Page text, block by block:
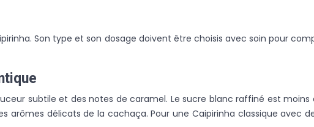
Son type et son dosage doivent être choisis avec soin pour
subtile et des notes de caramel. Le sucre blanc raffiné est
délicats de la cachaça. Pour une Caipirinha classique avec